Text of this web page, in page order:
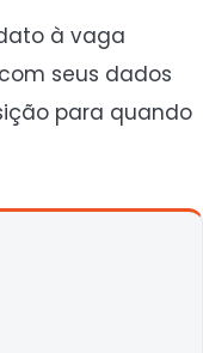
à vaga
seus dados
para quando